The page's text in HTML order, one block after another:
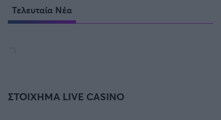
Τελευταία Νέα
ΣΤΟΙΧΗΜΑ LIVE CASINO